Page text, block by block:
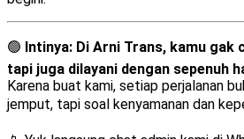
🟢 Intinya: Di Arni Trans, kamu gak
tapi juga dilayani dengan sepenuh
Karena buat kami, setiap perjalanan
jemput, tapi soal kenyamanan dan